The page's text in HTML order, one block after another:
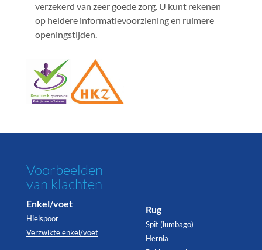
verzekerd van zeer goede zorg. U kunt rekenen
op heldere informatievoorziening en ruimere
openingstijden.
Voorbeelden
van klachten
Enkel/voet
Hielspoor
Verzwikte enkel/voet
Rug
Spit (lumbago)
Hernia